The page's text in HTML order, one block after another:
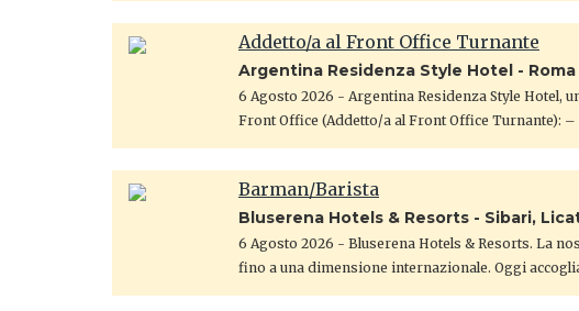
Addetto/a al Front Office Turnante
Argentina Residenza Style Hotel - Roma
6 Agosto 2026 - Argentina Residenza Style Hotel,
Front Office (Addetto/a al Front Office Turnante):
Barman/Barista
Bluserena Hotels & Resorts - Sibari,
6 Agosto 2026 - Bluserena Hotels & Resorts. La
fino a una dimensione internazionale. Oggi